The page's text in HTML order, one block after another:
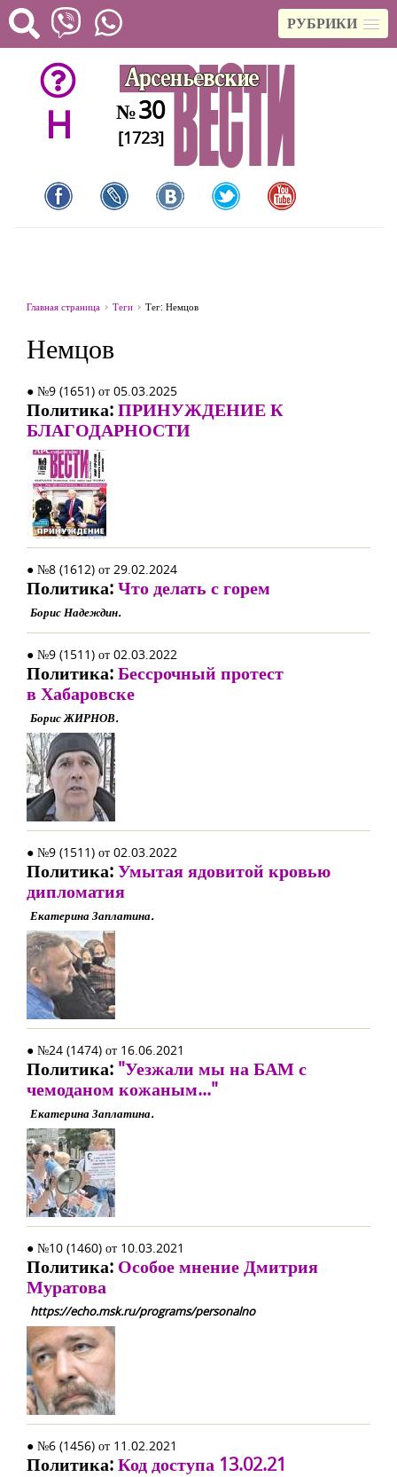
РУБРИКИ
H №30
[1723]
Главная страница Теги Тег: Немцов
Немцов
● №9 (1651) от 05.03.2025
Политика:ПРИНУЖДЕНИЕ К
БЛАГОДАРНОСТИ
● №8 (1612) от 29.02.2024
Политика:Что делать с горем
Борис Надеждин.
● №9 (1511) от 02.03.2022
Политика:Бессрочный протест
в Хабаровске
Борис ЖИРНОВ.
● №9 (1511) от 02.03.2022
Политика:Умытая ядовитой кровью
дипломатия
Екатерина Заплатина.
● №24 (1474) от 16.06.2021
Политика: "Уезжали мы на БАМ с
чемоданом кожаным..."
Екатерина Заплатина.
● №10 (1460) от 10.03.2021
Политика: Особое мнение Дмитрия
Муратова
https://echo.msk.ru/programs/personalno
● №6 (1456) от 11.02.2021
Политика:Код доступа 13.02.21